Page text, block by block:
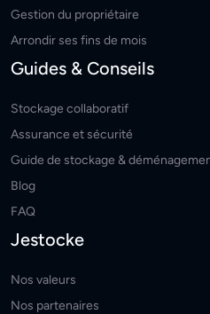
Gestion du propriétaire
Arrondir ses fins de mois
Guides & Conseils
Stockage collaboratif
Assurance et sécurité
Guide de stockage &
Blog
FAQ
Jestocke
Nos valeurs
Nos partenaires